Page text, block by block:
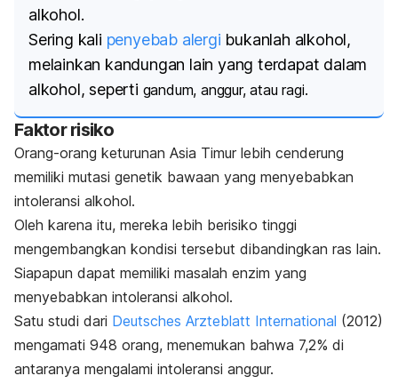
alkohol.
Sering kali penyebab alergi bukanlah alkohol,
melainkan kandungan lain yang terdapat dalam
alkohol, seperti gandum, anggur, atau ragi.
Faktor risiko
Orang-orang keturunan Asia Timur lebih cenderung
memiliki mutasi genetik bawaan yang menyebabkan
intoleransi alkohol.
Oleh karena itu, mereka lebih berisiko tinggi
mengembangkan kondisi tersebut dibandingkan ras lain.
Siapapun dapat memiliki masalah enzim yang
menyebabkan intoleransi alkohol.
Satu studi dari Deutsches Arzteblatt International (2012)
mengamati 948 orang, menemukan bahwa 7,2% di
antaranya mengalami intoleransi anggur.